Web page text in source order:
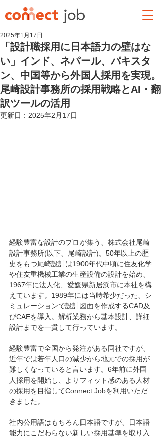
「設計職採用に日本語力の壁はな
い」インド、ネパール、パキスタ
ン、中国等から外国人採用を実現。
尾崎設計事務所の採用戦略とAI・翻
訳ツールの活用
2025年1月17日
更新日： 2025年2月17日
経験豊富な設計のプロが集う、株式会社尾崎
設計事務所(以下、尾崎設計)。50年以上の歴
史をもつ尾崎設計は1900年代中頃に住友化学
や住友重機械工業の生産設備の設計を始め、
1967年に法人化、愛媛県新居浜市に本社を構
えています。1989年には当時希少だった、シ
ミュレーションで設計図面を作成するCAD及
びCAEを導入。解析業務から基本設計、詳細
設計までを一貫して行っています。
経験豊富で全国から発注がある同社ですが、
近年では若年人口の減少から地元での採用が
難しくなっていると言います。6年前に外国
人採用を開始し、よりフィット感のある人材
の採用を目指してConnect Jobを利用いただ
きました。
社内公用語はもちろん日本語ですが、日本語
能力にこだわらない新しい採用基準を取り入